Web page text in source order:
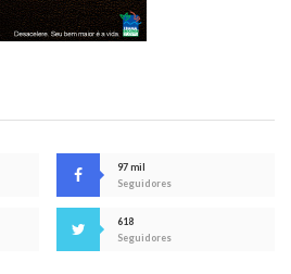
97 mil
Seguidores
618
Seguidores